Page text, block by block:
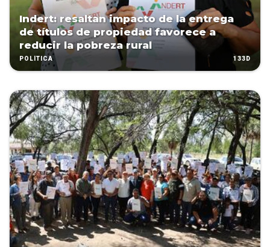
Indert: resaltan impacto de la entrega
de títulos de propiedad favorece a
reducir la pobreza rural
POLÍTICA 133D